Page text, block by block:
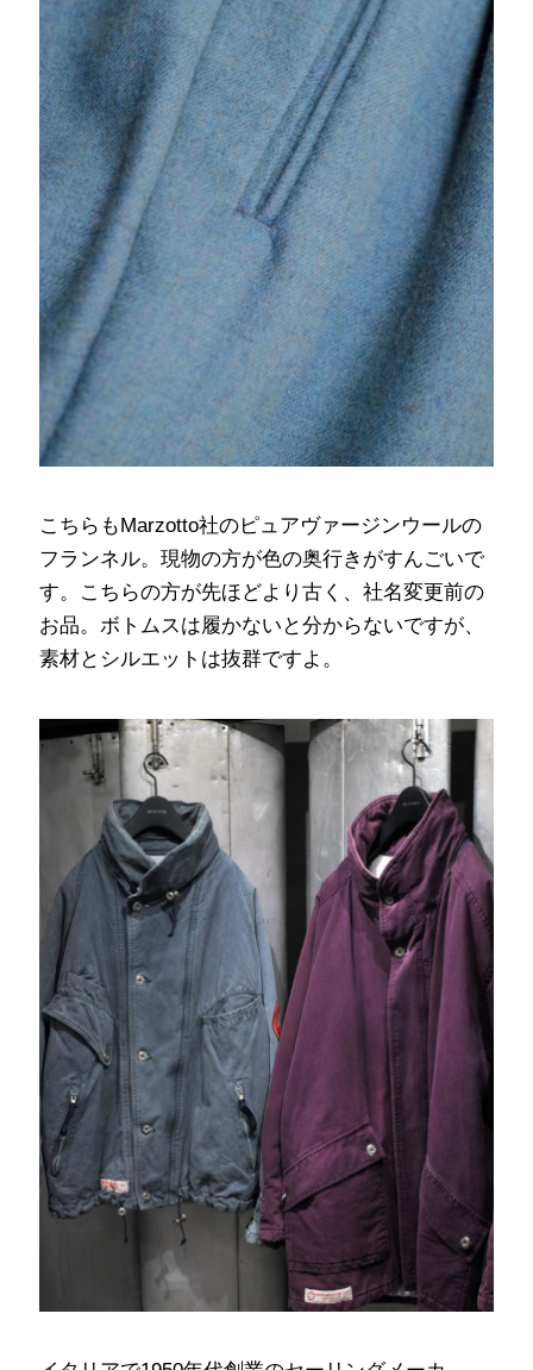
こちらもMarzotto社のピュアヴァージンウールの
フランネル。現物の方が色の奥行きがすんごいで
す。こちらの方が先ほどより古く、社名変更前の
お品。ボトムスは履かないと分からないですが、
素材とシルエットは抜群ですよ。